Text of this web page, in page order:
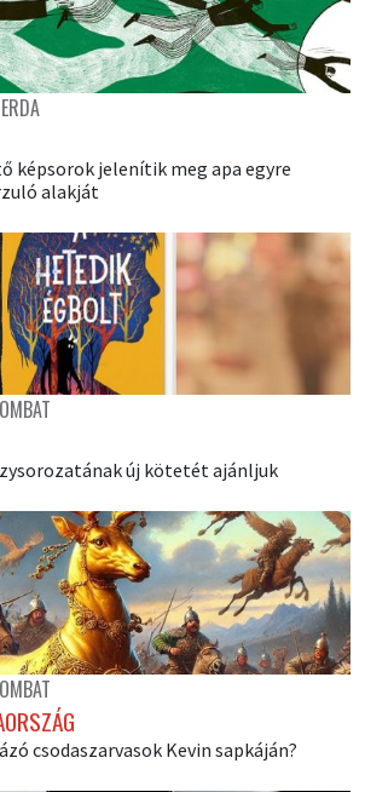
képsorok jelenítik meg apa egyre
alakját
új kötetét ajánljuk
csodaszarvasok Kevin sapkáján?